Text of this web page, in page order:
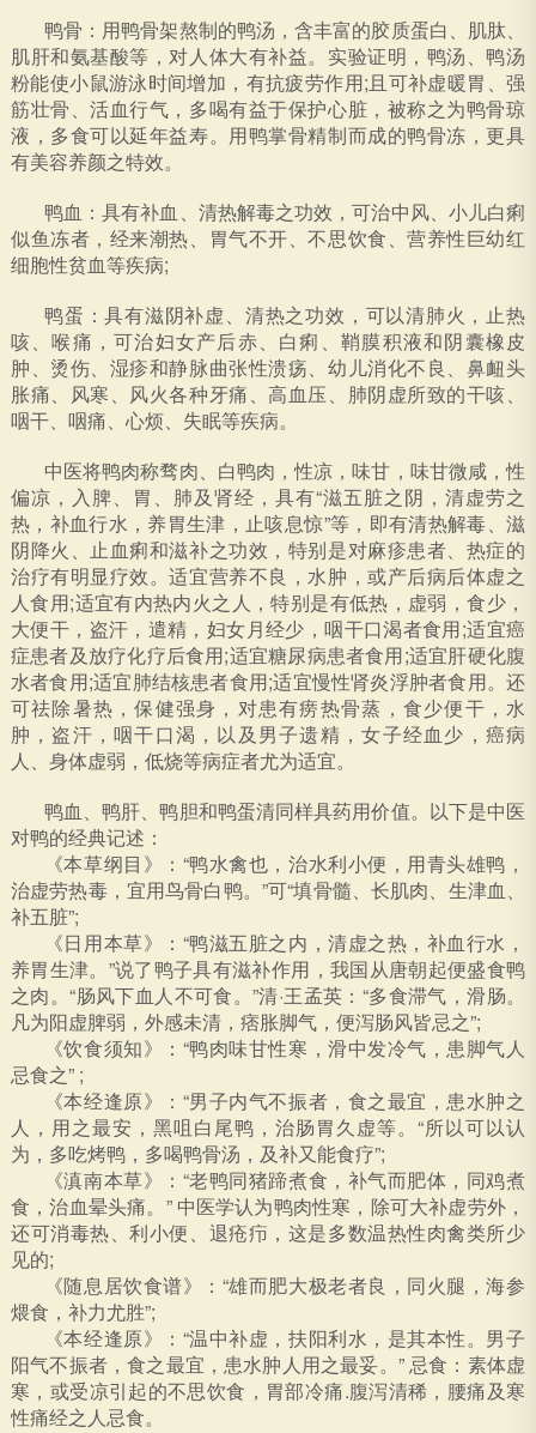
鸭骨：用鸭骨架熬制的鸭汤，含丰富的胶质蛋白、肌肽、
肌肝和氨基酸等，对人体大有补益。实验证明，鸭汤、鸭汤
粉能使小鼠游泳时间增加，有抗疲劳作用;且可补虚暖胃、强
筋壮骨、活血行气，多喝有益于保护心脏，被称之为鸭骨琼
液，多食可以延年益寿。用鸭掌骨精制而成的鸭骨冻，更具
有美容养颜之特效。
鸭血：具有补血、清热解毒之功效，可治中风、小儿白痢
似鱼冻者，经来潮热、胃气不开、不思饮食、营养性巨幼红
细胞性贫血等疾病;
鸭蛋：具有滋阴补虚、清热之功效，可以清肺火，止热
咳、喉痛，可治妇女产后赤、白痢、鞘膜积液和阴囊橡皮
肿、烫伤、湿疹和静脉曲张性溃疡、幼儿消化不良、鼻衄头
胀痛、风寒、风火各种牙痛、高血压、肺阴虚所致的干咳、
咽干、咽痛、心烦、失眠等疾病。
中医将鸭肉称骛肉、白鸭肉，性凉，味甘，味甘微咸，性
偏凉，入脾、胃、肺及肾经，具有“滋五脏之阴，清虚劳之
热，补血行水，养胃生津，止咳息惊”等，即有清热解毒、滋
阴降火、止血痢和滋补之功效，特别是对麻疹患者、热症的
治疗有明显疗效。适宜营养不良，水肿，或产后病后体虚之
人食用;适宜有内热内火之人，特别是有低热，虚弱，食少，
大便干，盗汗，遣精，妇女月经少，咽干口渴者食用;适宜癌
症患者及放疗化疗后食用;适宜糖尿病患者食用;适宜肝硬化腹
水者食用;适宜肺结核患者食用;适宜慢性肾炎浮肿者食用。还
可祛除暑热，保健强身，对患有痨热骨蒸，食少便干，水
肿，盗汗，咽干口渴，以及男子遗精，女子经血少，癌病
人、身体虚弱，低烧等病症者尤为适宜。
鸭血、鸭肝、鸭胆和鸭蛋清同样具药用价值。以下是中医
对鸭的经典记述：
《本草纲目》：“鸭水禽也，治水利小便，用青头雄鸭，
治虚劳热毒，宜用鸟骨白鸭。”可“填骨髓、长肌肉、生津血、
补五脏”;
《日用本草》：“鸭滋五脏之内，清虚之热，补血行水，
养胃生津。”说了鸭子具有滋补作用，我国从唐朝起便盛食鸭
之肉。“肠风下血人不可食。”清·王孟英：“多食滞气，滑肠。
凡为阳虚脾弱，外感未清，痞胀脚气，便泻肠风皆忌之”;
《饮食须知》：“鸭肉味甘性寒，滑中发冷气，患脚气人
忌食之” ;
《本经逢原》：“男子内气不振者，食之最宜，患水肿之
人，用之最安，黑咀白尾鸭，治肠胃久虚等。“所以可以认
为，多吃烤鸭，多喝鸭骨汤，及补又能食疗”;
《滇南本草》：“老鸭同猪蹄煮食，补气而肥体，同鸡煮
食，治血晕头痛。” 中医学认为鸭肉性寒，除可大补虚劳外，
还可消毒热、利小便、退疮疖，这是多数温热性肉禽类所少
见的;
《随息居饮食谱》：“雄而肥大极老者良，同火腿，海参
煨食，补力尤胜”;
《本经逢原》：“温中补虚，扶阳利水，是其本性。男子
阳气不振者，食之最宜，患水肿人用之最妥。” 忌食：素体虚
寒，或受凉引起的不思饮食，胃部冷痛.腹泻清稀，腰痛及寒
性痛经之人忌食。